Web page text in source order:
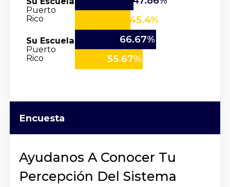
Puerto
Rico
45.4%
Su Escuela
Puerto
Rico
66.67%
55.67%
Encuesta
Ayudanos A Conocer Tu
Percepción Del Sistema